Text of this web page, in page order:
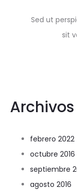
Sed ut
sit
Archivos
febrero 2022
octubre 2016
septiembre
agosto 2016